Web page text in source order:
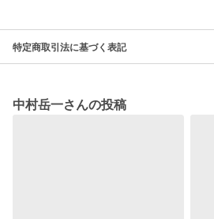
特定商取引法に基づく表記
中村岳一さんの投稿